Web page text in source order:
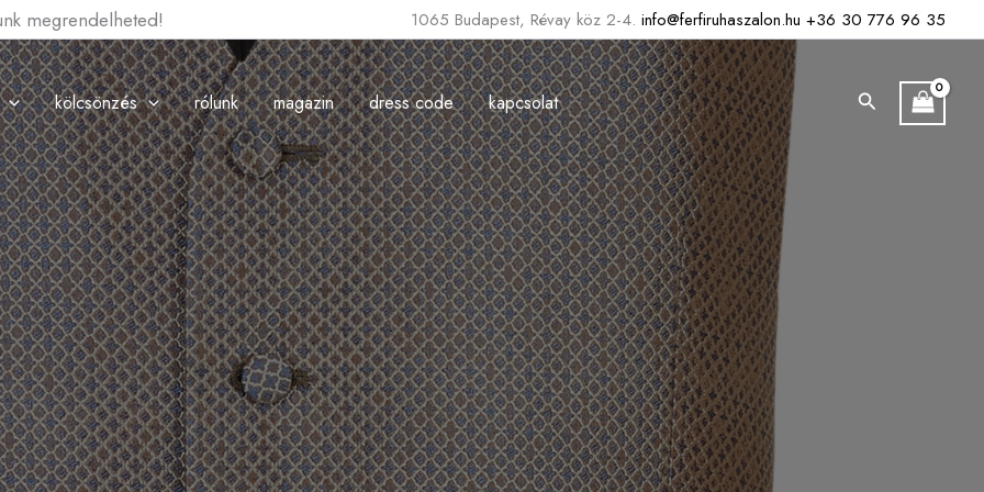
megrendelheted! 1065 Budapest, Révay köz 2-4. info@ferfiruhaszalon.hu +36 30 776 96 35
kölcsönzés rólunk magazin dress code kapcsolat Search